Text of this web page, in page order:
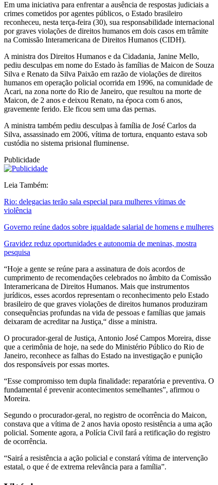
Em uma iniciativa para enfrentar a ausência de respostas judiciais a
crimes cometidos por agentes públicos, o Estado brasileiro
reconheceu, nesta terça-feira (30), sua responsabilidade internacional
por graves violações de direitos humanos em dois casos em trâmite
na Comissão Interamericana de Direitos Humanos (CIDH).
A ministra dos Direitos Humanos e da Cidadania, Janine Mello,
pediu desculpas em nome do Estado às famílias de Maicon de Souza
Silva e Renato da Silva Paixão em razão de violações de direitos
humanos em operação policial ocorrida em 1996, na comunidade de
Acari, na zona norte do Rio de Janeiro, que resultou na morte de
Maicon, de 2 anos e deixou Renato, na época com 6 anos,
gravemente ferido. Ele ficou sem uma das pernas.
A ministra também pediu desculpas à família de José Carlos da
Silva, assassinado em 2006, vítima de tortura, enquanto estava sob
custódia no sistema prisional fluminense.
Publicidade
Leia Também:
Rio: delegacias terão sala especial para mulheres vítimas de
violência
Governo reúne dados sobre igualdade salarial de homens e mulheres
Gravidez reduz oportunidades e autonomia de meninas, mostra
pesquisa
“Hoje a gente se reúne para a assinatura de dois acordos de
cumprimento de recomendações celebrados no âmbito da Comissão
Interamericana de Direitos Humanos. Mais que instrumentos
jurídicos, esses acordos representam o reconhecimento pelo Estado
brasileiro de que graves violações de direitos humanos produziram
consequências profundas na vida de pessoas e famílias que jamais
deixaram de acreditar na Justiça,“ disse a ministra.
O procurador-geral de Justiça, Antonio José Campos Moreira, disse
que a cerimônia de hoje, na sede do Ministério Público do Rio de
Janeiro, reconhece as falhas do Estado na investigação e punição
dos responsáveis por essas mortes.
“Esse compromisso tem dupla finalidade: reparatória e preventiva. O
fundamental é prevenir acontecimentos semelhantes”, afirmou o
Moreira.
Segundo o procurador-geral, no registro de ocorrência do Maicon,
constava que a vítima de 2 anos havia oposto resistência a uma ação
policial. Somente agora, a Polícia Civil fará a retificação do registro
de ocorrência.
“Sairá a resistência a ação policial e constará vítima de intervenção
estatal, o que é de extrema relevância para a família”.